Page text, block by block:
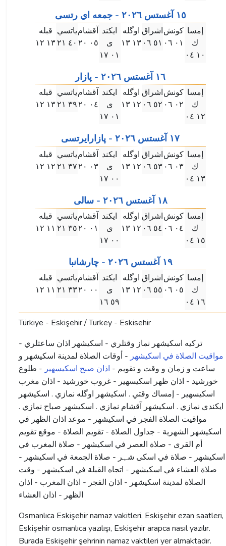
۱٥ آغستس ۲۰۲٦ - جمعه اي رتسى
إمسا
ك
۱۰ ۰٤
كونش
۰۱ ۰٦
اشراق
٥۱ ۰٦
اوگله
۱۳ ۱۳
ايكند
ى
۰۱ ۱٧
آقشام
۰٥ ۲۰
ياتسي
٤۰ ۲۱
قبله
۱۳ ۱۲
۱٦ آغستس ۲۰۲٦ - پازار
إمسا
ك
۱۲ ۰٤
كونش
۰۲ ۰٦
اشراق
٥۲ ۰٦
اوگله
۱۲ ۱۳
ايكند
ى
۰۱ ۱٧
آقشام
۰٤ ۲۰
ياتسي
۳٩ ۲۱
قبله
۱۳ ۱۲
۱٧ آغستس ۲۰۲٦ - پازارايرتسى
إمسا
ك
۱۳ ۰٤
كونش
۰۳ ۰٦
اشراق
٥۳ ۰٦
اوگله
۱۲ ۱۳
ايكند
ى
۰۰ ۱٧
آقشام
۰۳ ۲۰
ياتسي
۳٧ ۲۱
قبله
۱۲ ۱۲
۱٨ آغستس ۲۰۲٦ - سالى
إمسا
ك
۱٥ ۰٤
كونش
۰٤ ۰٦
اشراق
٥٤ ۰٦
اوگله
۱۲ ۱۳
ايكند
ى
۰۰ ۱٧
آقشام
۰۱ ۲۰
ياتسي
۳٥ ۲۱
قبله
۱۱ ۱۲
۱٩ آغستس ۲۰۲٦ - چارشانبا
إمسا
ك
۱٦ ۰٤
كونش
۰٥ ۰٦
اشراق
٥٥ ۰٦
اوگله
۱۲ ۱۳
ايكند
ى
٥٩ ۱٦
آقشام
۰۰ ۲۰
ياتسي
۳۳ ۲۱
قبله
۱۱ ۱۲
Türkiye - Eskişehir / Turkey - Eskisehir
ترکیه اسكيشهر نماز وقتلري - اسكيشهر اذان ساعتلري -
مواقيت الصلاة في اسكيشهر - أوقات الصلاة لمدينة اسكيشهر و
ساعت و زمان و وقت و تقویم - اذان صبح اسکیسهیر - طلوع
خورشید - اذان ظهر اسکیسهیر - غروب خورشید - اذان مغرب
اسکیسهیر - إمساك وقتي . اسكيشهر اوگله نمازي . اسكيشهر
ايكندى نمازي . اسكيشهر آقشام نمازي . اسكيشهر صباح نمازي .
مواقيت الصلاة الفجر في اسكيشهر - موعد اذان الظهر في
اسكيشهر الشهرية - جداول الصلاة - تقويم الصلاة - موقع تقويم
أم القرى - صلاة العصر في اسكيشهر - صلاة المغرب في
اسكيشهر - صلاة في اسکی شہر - صلاة الجمعة في اسكيشهر -
صلاة العشاء في اسكيشهر - اتجاه القبلة في اسكيشهر - وقت
الصلاة لمدينة اسكيشهر - اذان الفجر - اذان المغرب - اذان
الظهر - اذان العشاء
Osmanlıca Eskişehir namaz vakitleri, Eskişehir ezan saatleri,
Eskişehir osmanlıca yazılışı, Eskişehir arapca nasıl yazılır.
Burada Eskişehir şehrinin namaz vaktileri yer almaktadır.